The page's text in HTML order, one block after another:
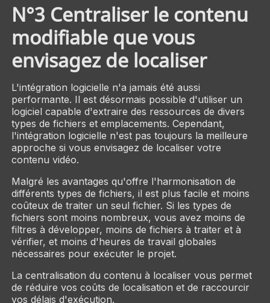
N°3 Centraliser le contenu
modifiable que vous
envisagez de localiser
L'intégration logicielle n'a jamais été aussi
performante. Il est désormais possible d'utiliser un
logiciel capable d'extraire des ressources de divers
types de fichiers et emplacements. Cependant,
l'intégration logicielle n'est pas toujours la meilleure
approche si vous envisagez de localiser votre
contenu vidéo.
Malgré les avantages qu'offre l'harmonisation de
différents types de fichiers, il est plus facile et moins
coûteux de traiter un seul fichier. Si les types de
fichiers sont moins nombreux, vous avez moins de
filtres à développer, moins de fichiers à traiter et à
vérifier, et moins d'heures de travail globales
nécessaires pour exécuter le projet.
La centralisation du contenu à localiser vous permet
de réduire vos coûts de localisation et de raccourcir
vos délais d'exécution.